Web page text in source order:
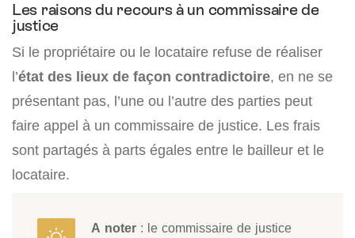
Les raisons du recours à un commissaire de
justice
Si le propriétaire ou le locataire refuse de réaliser
l’état des lieux de façon contradictoire, en ne se
présentant pas, l’une ou l’autre des parties peut
faire appel à un commissaire de justice. Les frais
sont partagés à parts égales entre le bailleur et le
locataire.
A noter : le commissaire de justice